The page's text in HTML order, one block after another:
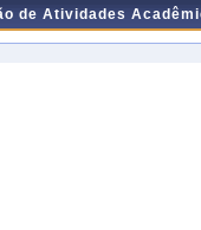
de Atividades